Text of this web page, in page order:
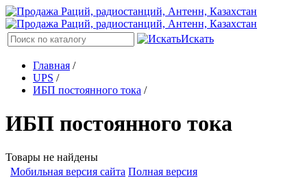
Искать
Главная /
UPS /
ИБП постоянного тока /
ИБП постоянного тока
Товары не найдены
Мобильная версия сайта Полная версия